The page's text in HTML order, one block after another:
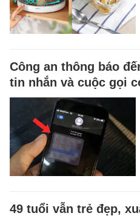
Công an thông báo
tin nhắn và cuộc gọi
49 tuổi vẫn trẻ đẹp,